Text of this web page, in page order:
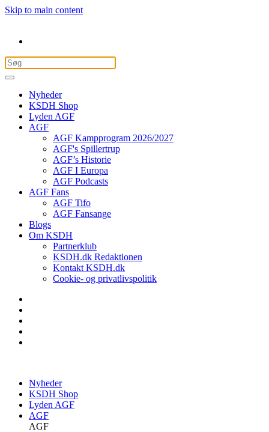
Skip to main content
Nyheder
KSDH Shop
Lyden AGF
AGF
AGF Kampprogram 2026/2027
AGF's Spillertrup
AGF’s Historie
AGF I Europa
AGF Podcasts
AGF Fans
AGF Tifo
AGF Fansange
Blogs
Om KSDH
Partnerklub
KSDH.dk Redaktionen
Kontakt KSDH.dk
Cookie- og privatlivspolitik
Nyheder
KSDH Shop
Lyden AGF
AGF
AGF